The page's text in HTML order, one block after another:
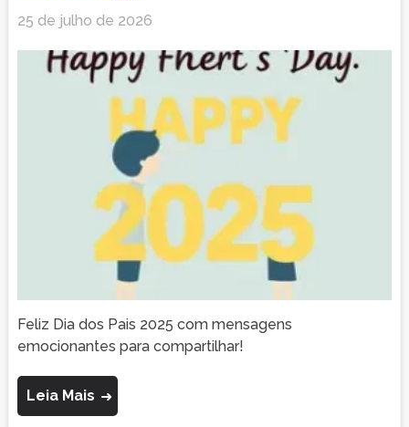
25 de julho de 2026
Feliz Dia dos Pais 2025 com mensagens
emocionantes para compartilhar!
Leia Mais